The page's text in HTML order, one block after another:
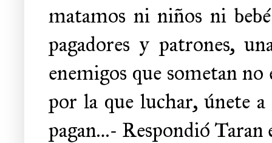
matamos ni niños ni
pagadores y patrones,
enemigos que sometan no
por la que luchar, únete
pagan…- Respondió Taran